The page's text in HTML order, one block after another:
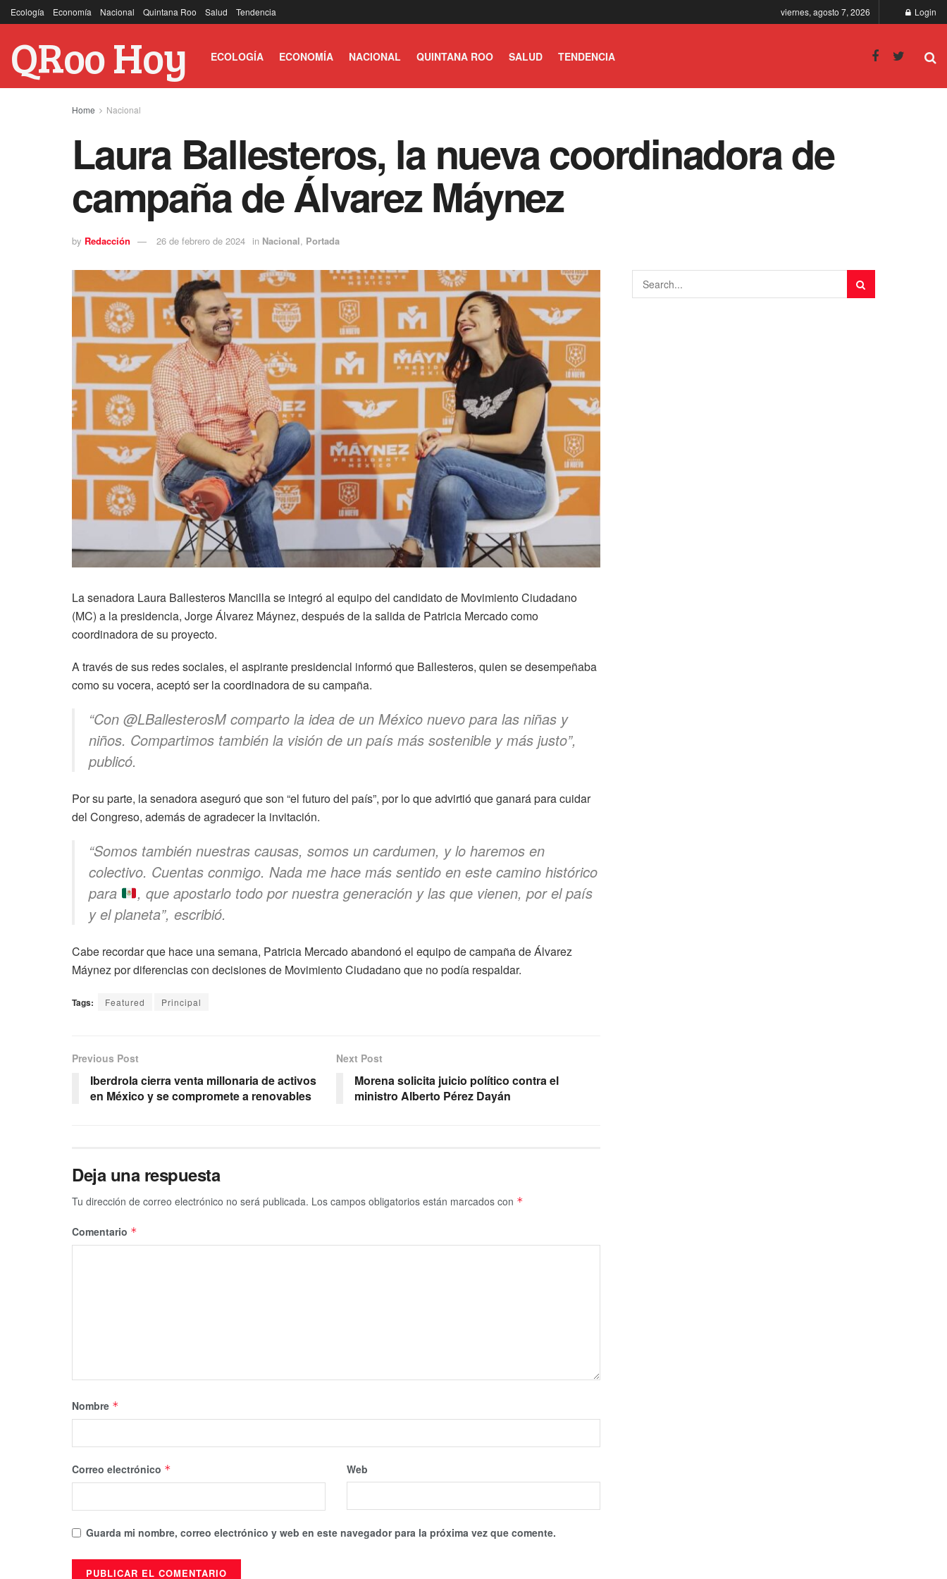
Ecología Economía Nacional Quintana Roo Salud Tendencia viernes, agosto 7, 2026 Login
QRoo Hoy ECOLOGÍA ECONOMÍA NACIONAL QUINTANA ROO SALUD TENDENCIA
Home Nacional
Laura Ballesteros, la nueva coordinadora de
campaña de Álvarez Máynez
by Redacción 26 de febrero de 2024 in Nacional, Portada
La senadora Laura Ballesteros Mancilla se integró al equipo del candidato de Movimiento Ciudadano
(MC) a la presidencia, Jorge Álvarez Máynez, después de la salida de Patricia Mercado como
coordinadora de su proyecto.
A través de sus redes sociales, el aspirante presidencial informó que Ballesteros, quien se desempeñaba
como su vocera, aceptó ser la coordinadora de su campaña.
“Con @LBallesterosM comparto la idea de un México nuevo para las niñas y
niños. Compartimos también la visión de un país más sostenible y más justo”,
publicó.
Por su parte, la senadora aseguró que son “el futuro del país”, por lo que advirtió que ganará para cuidar
del Congreso, además de agradecer la invitación.
“Somos también nuestras causas, somos un cardumen, y lo haremos en
colectivo. Cuentas conmigo. Nada me hace más sentido en este camino histórico
para
, que apostarlo todo por nuestra generación y las que vienen, por el país
y el planeta”, escribió.
Cabe recordar que hace una semana, Patricia Mercado abandonó el equipo de campaña de Álvarez
Máynez por diferencias con decisiones de Movimiento Ciudadano que no podía respaldar.
Tags: Featured Principal
Previous Post
Iberdrola cierra venta millonaria de activos
en México y se compromete a renovables
Next Post
Morena solicita juicio político contra el
ministro Alberto Pérez Dayán
Deja una respuesta
Tu dirección de correo electrónico no será publicada. Los campos obligatorios están marcados con *
Comentario *
Nombre *
Correo electrónico * Web
Guarda mi nombre, correo electrónico y web en este navegador para la próxima vez que comente.